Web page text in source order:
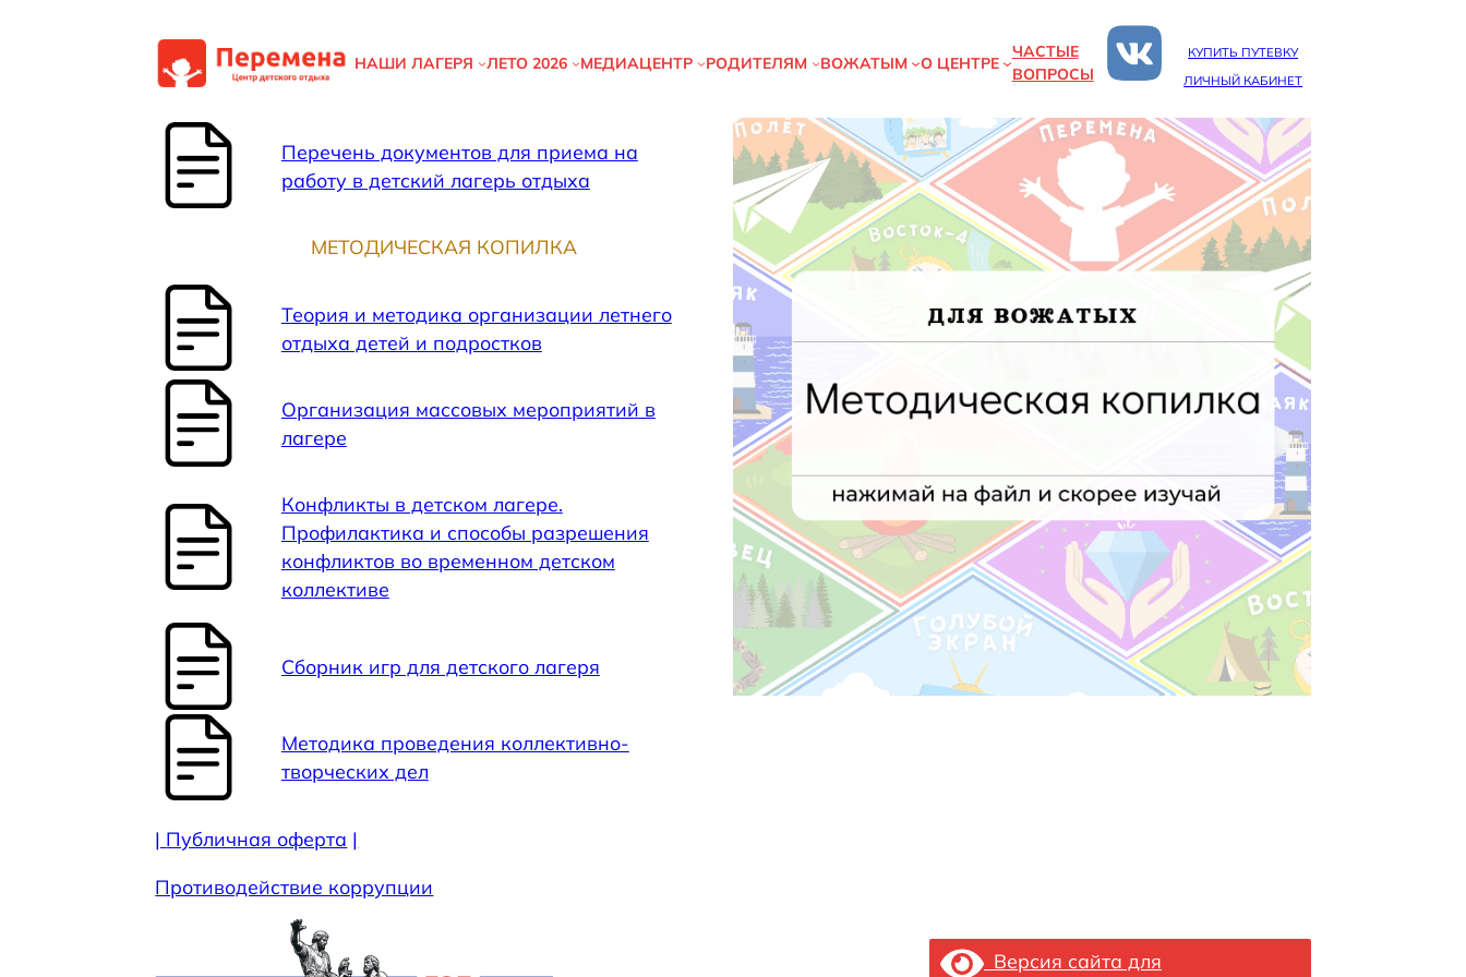
к
содержимому
НАШИ ЛАГЕРЯ ЛЕТО 2026 МЕДИАЦЕНТР РОДИТЕЛЯМ ВОЖАТЫМ О ЦЕНТРЕ
ЧАСТЫЕ
ВОПРОСЫ
КУПИТЬ ПУТЕВКУ
ЛИЧНЫЙ КАБИНЕТ
Перечень документов для приема на
работу в детский лагерь отдыха
МЕТОДИЧЕСКАЯ КОПИЛКА
Теория и методика организации летнего
отдыха детей и подростков
Организация массовых мероприятий в
лагере
Конфликты в детском лагере.
Профилактика и способы разрешения
конфликтов во временном детском
коллективе
Сборник игр для детского лагеря
Методика проведения коллективно-
творческих дел
| Публичная оферта |
Противодействие коррупции
Версия сайта для